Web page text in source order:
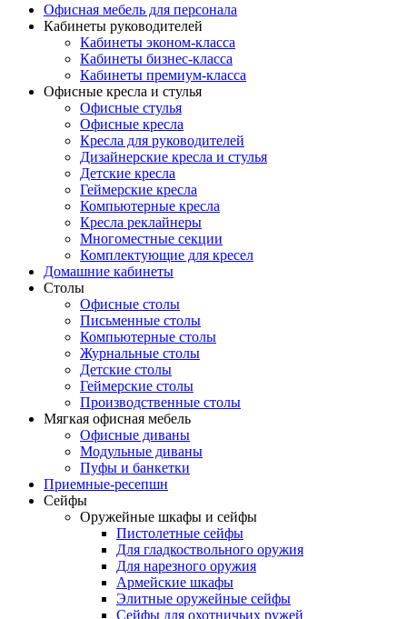
Офисная мебель для персонала
Кабинеты руководителей
Кабинеты эконом-класса
Кабинеты бизнес-класса
Кабинеты премиум-класса
Офисные кресла и стулья
Офисные стулья
Офисные кресла
Кресла для руководителей
Дизайнерские кресла и стулья
Детские кресла
Геймерские кресла
Компьютерные кресла
Кресла реклайнеры
Многоместные секции
Комплектующие для кресел
Домашние кабинеты
Столы
Офисные столы
Письменные столы
Компьютерные столы
Журнальные столы
Детские столы
Геймерские столы
Производственные столы
Мягкая офисная мебель
Офисные диваны
Модульные диваны
Пуфы и банкетки
Приемные-ресепшн
Сейфы
Оружейные шкафы и сейфы
Пистолетные сейфы
Для гладкоствольного оружия
Для нарезного оружия
Армейские шкафы
Элитные оружейные сейфы
Сейфы для охотничьих ружей